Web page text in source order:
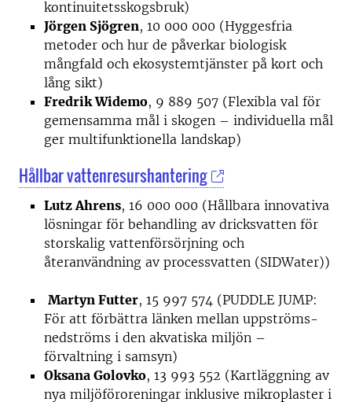
kontinuitetsskogsbruk)
Jörgen Sjögren, 10 000 000 (Hyggesfria
metoder och hur de påverkar biologisk
mångfald och ekosystemtjänster på kort och
lång sikt)
Fredrik Widemo, 9 889 507 (Flexibla val för
gemensamma mål i skogen – individuella mål
ger multifunktionella landskap)
Hållbar vattenresurshantering
Lutz Ahrens, 16 000 000 (Hållbara innovativa
lösningar för behandling av dricksvatten för
storskalig vattenförsörjning och
återanvändning av processvatten (SIDWater))
Martyn Futter, 15 997 574 (PUDDLE JUMP:
För att förbättra länken mellan uppströms-
nedströms i den akvatiska miljön –
förvaltning i samsyn)
Oksana Golovko, 13 993 552 (Kartläggning av
nya miljöföroreningar inklusive mikroplaster i